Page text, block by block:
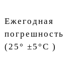
Ежегодная
погрешность
(25° ±5°C )